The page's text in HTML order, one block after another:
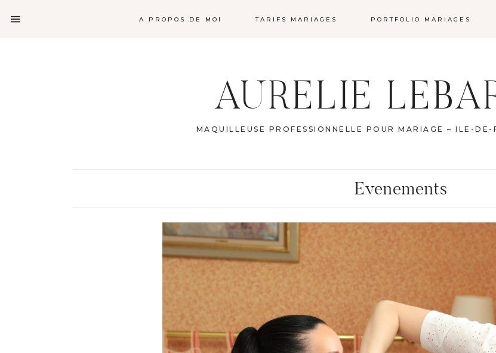
A PROPOS DE MOI TARIFS MARIAGES PORTFOLIO MARIAGES
AURELIE
MAQUILLEUSE PROFESSIONNELLE POUR MARIAGE – ILE-DE-
Evenements